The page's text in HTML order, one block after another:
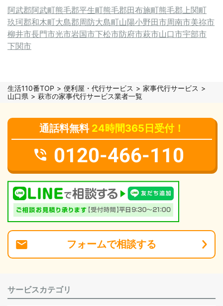
阿武郡阿武町熊毛郡平生町熊毛郡田布施町熊毛郡上関町
玖珂郡和木町大島郡周防大島町山陽小野田市周南市美祢市
柳井市長門市光市岩国市下松市防府市萩市山口市宇部市
下関市
生活110番TOP 便利屋・代行サービス
家事代行サービス
山口県
萩市の家事代行サービス業者一覧
通話料無料 24時間365日受付！
0120-466-110
フォームで相談する
サービスカテゴリ